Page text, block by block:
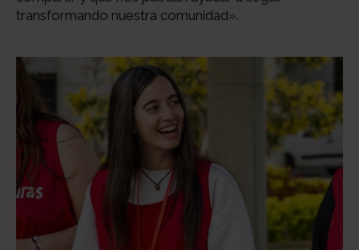
transformando nuestra comunidad».